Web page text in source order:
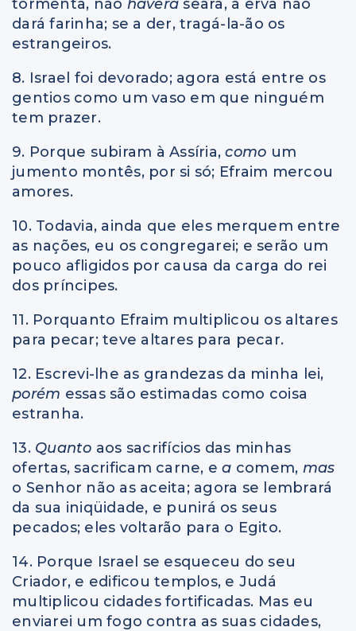
tormenta, não haveráseara, a erva não
dará farinha; se a der, tragá-la-ão os
estrangeiros.
8. Israel foi devorado; agora está entre os
gentios como um vaso em que ninguém
tem prazer.
9. Porque subiram à Assíria,como um
jumento montês, por si só; Efraim mercou
amores.
10. Todavia, ainda que eles merquem entre
as nações, eu os congregarei; e serão um
pouco afligidos por causa da carga do rei
dos príncipes.
11. Porquanto Efraim multiplicou os altares
para pecar; teve altares para pecar.
12. Escrevi-lhe as grandezas da minha lei,
porém essas são estimadas como coisa
estranha.
13. Quanto aos sacrifícios das minhas
ofertas, sacrificam carne, ea comem, mas
o Senhor não as aceita; agora se lembrará
da sua iniqüidade, e punirá os seus
pecados; eles voltarão para o Egito.
14. Porque Israel se esqueceu do seu
Criador, e edificou templos, e Judá
multiplicou cidades fortificadas. Mas eu
enviarei um fogo contra as suas cidades,